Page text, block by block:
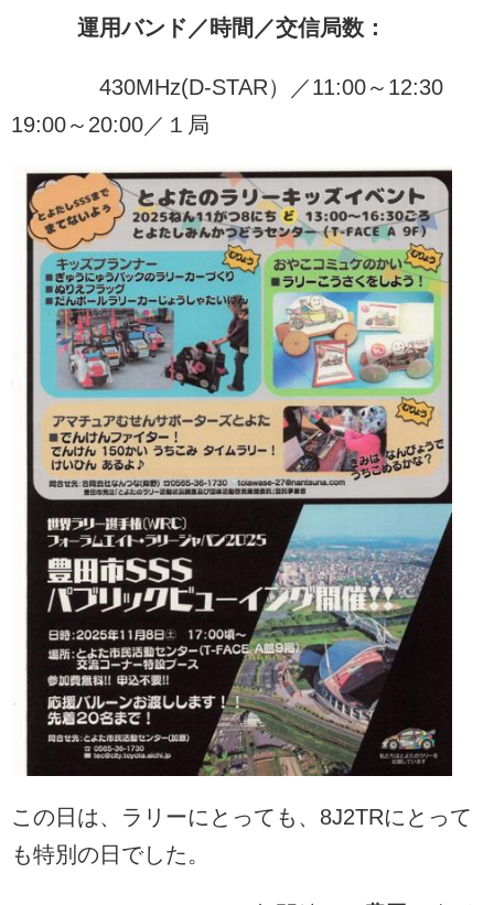
運用バンド／時間／交信局数：
430MHz(D-STAR）／11:00～12:30
19:00～20:00／１局
この日は、ラリーにとっても、8J2TRにとって
も特別の日でした。